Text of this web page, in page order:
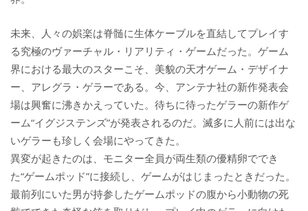
未来、人々の娯楽は脊髄に生体ケーブルを直結してプレイす
る究極のヴァーチャル・リアリティ・ゲームだった。ゲーム
界における最大のスターこそ、美貌の天才ゲーム・デザイナ
ー、アレグラ・ゲラーである。今、アンテナ社の新作発表会
場は興奮に沸きかえっていた。待ちに待ったゲラーの新作ゲ
ーム“イグジステンズ”が発表されるのだ。滅多に人前には出な
いゲラーも珍しく会場にやってきた。
異変が起きたのは、モニター全員が両生類の優精卵ででき
た“ゲームポッド”に接続し、ゲームがはじまったときだった。
最前列にいた男が持参したゲームポッドの腹から小動物の死